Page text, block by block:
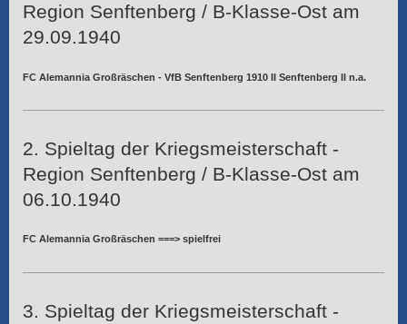
Region Senftenberg / B-Klasse-Ost am
29.09.1940
FC Alemannia Großräschen - VfB Senftenberg 1910 II Senftenberg II n.a.
2. Spieltag der Kriegsmeisterschaft -
Region Senftenberg / B-Klasse-Ost am
06.10.1940
FC Alemannia Großräschen ===> spielfrei
3. Spieltag der Kriegsmeisterschaft -